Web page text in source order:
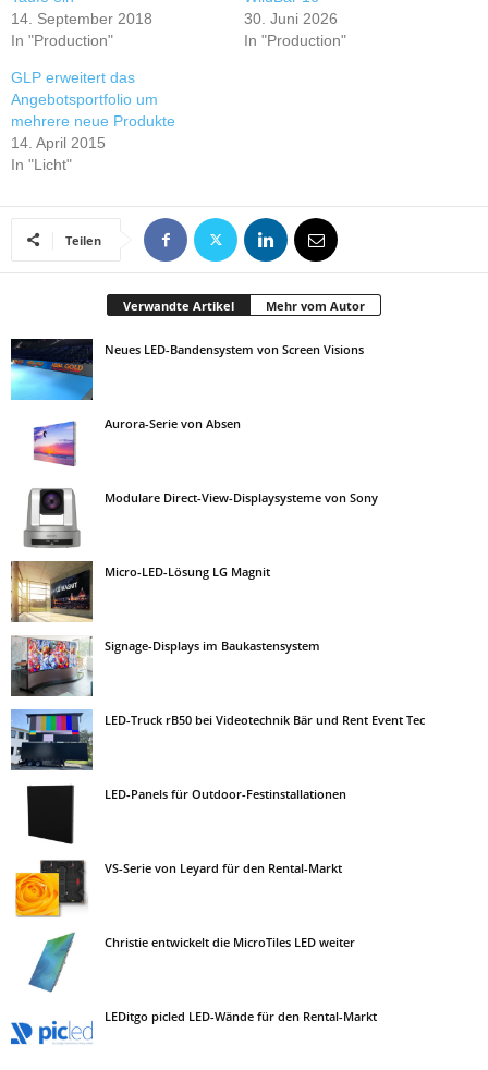
14. September 2018
In "Production"
30. Juni 2026
In "Production"
GLP erweitert das
Angebotsportfolio um
mehrere neue Produkte
14. April 2015
In "Licht"
Teilen
Verwandte Artikel Mehr vom Autor
Neues LED-Bandensystem von Screen Visions
Aurora-Serie von Absen
Modulare Direct-View-Displaysysteme von Sony
Micro-LED-Lösung LG Magnit
Signage-Displays im Baukastensystem
LED-Truck rB50 bei Videotechnik Bär und Rent Event Tec
LED-Panels für Outdoor-Festinstallationen
VS-Serie von Leyard für den Rental-Markt
Christie entwickelt die MicroTiles LED weiter
LEDitgo picled LED-Wände für den Rental-Markt